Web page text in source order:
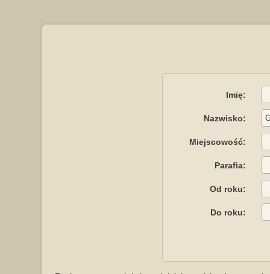
Imię:
Nazwisko:
Miejscowość:
Parafia:
Od roku:
Do roku: